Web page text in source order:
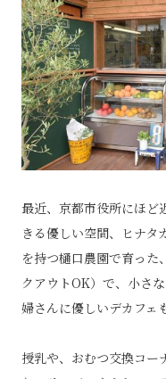
最近、京都市役所にほど
きる優しい空間、ヒナタ
を持つ樋口農園で育った
クアウトOK）で、小さ
婦さんに優しいデカフェ
授乳や、おむつ交換コー